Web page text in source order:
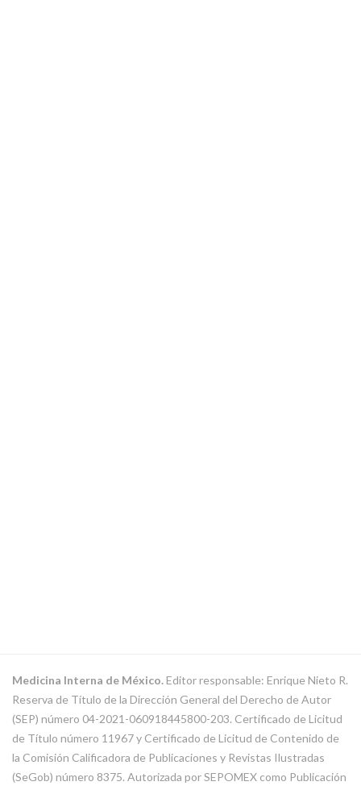
Medicina Interna de México.Editor responsable: Enrique Nieto R.
Reserva de Título de la Dirección General del Derecho de Autor
(SEP) número 04-2021-060918445800-203. Certificado de Licitud
de Título número 11967 y Certificado de Licitud de Contenido de
la Comisión Calificadora de Publicaciones y Revistas Ilustradas
(SeGob) número 8375. Autorizada por SEPOMEX como Publicación